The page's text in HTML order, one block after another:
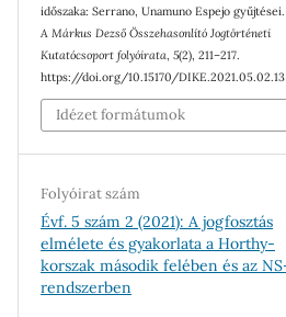
időszaka: Serrano, Unamuno Espejo
A Márkus Dezső Összehasonlító Jogtörténeti
Kutatócsoport folyóirata,5(2), 211–217.
https://doi.org/10.15170/DIKE.2021.05.02.13
Idézet formátumok
Folyóirat szám
Évf. 5 szám 2 (2021): A jogfosztás
elmélete és gyakorlata a Horthy-
korszak második felében és az
rendszerben